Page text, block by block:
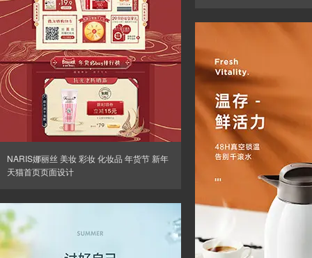
NARIS娜丽丝 美妆 彩妆 化妆品 年货节 新年
天猫首页页面设计